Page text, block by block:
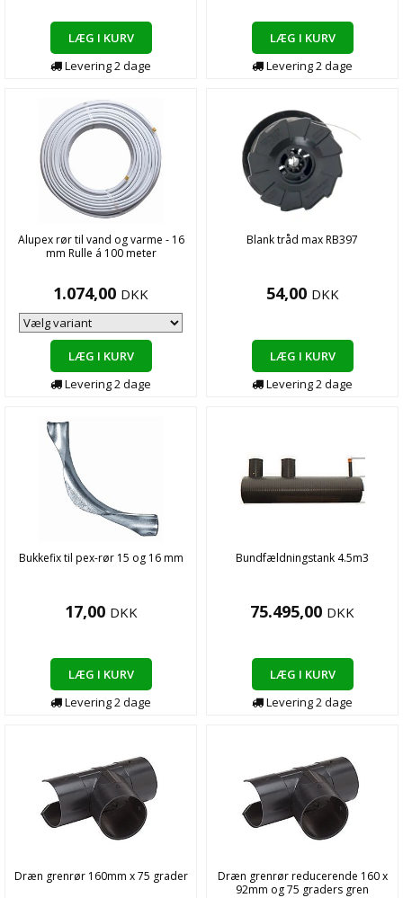
LÆG I KURV
Levering2dage
LÆG I KURV
Levering2dage
Alupex rør til vand og varme - 16
mm Rulle á 100 meter
1.074,00 DKK
LÆG I KURV
Levering2dage
Blank tråd max RB397
54,00 DKK
LÆG I KURV
Levering2dage
Bukkefix til pex-rør 15 og 16 mm
17,00 DKK
LÆG I KURV
Levering2dage
Bundfældningstank 4.5m3
75.495,00 DKK
LÆG I KURV
Levering2dage
Dræn grenrør 160mm x 75 grader
Dræn grenrør reducerende 160 x
92mm og 75 graders gren